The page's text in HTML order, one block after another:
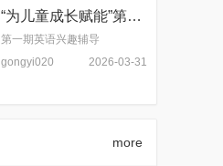
“为儿童成长赋能”第一期英语兴趣辅导活动
第一期英语兴趣辅导
gongyi020
2026-03-31
more